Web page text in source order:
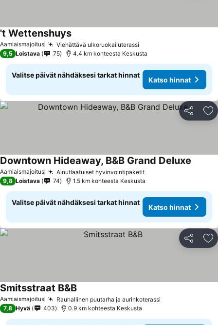
Aamiaismajoitus Viehättävä ulkoruokailuterassi
't Wettenshuys
9,5 Loistava 75 4.4 km kohteesta Keskusta
Valitse päivät nähdäksesi tarkat hinnat
Katso hinnat
Jaa
Aamiaismajoitus Ainutlaatuiset hyvinvointipaketit
Downtown Hideaway, B&B Grand Deluxe
9,8 Loistava 74 1.5 km kohteesta Keskusta
Valitse päivät nähdäksesi tarkat hinnat
Katso hinnat
Jaa
Aamiaismajoitus Rauhallinen puutarha ja aurinkoterassi
Smitsstraat B&B
7,8 Hyvä 403 0.9 km kohteesta Keskusta